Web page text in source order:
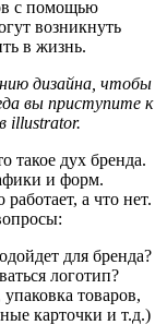
с помощью
возникнуть
в жизнь.
дизайна, чтобы
вы приступите к
illustrator.
такое дух бренда.
и форм.
а что нет.
для бренда?
логотип?
товаров,
карточки и т.д.)